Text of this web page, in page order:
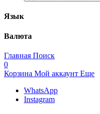
Язык
Валюта
Главная Поиск
0
Корзина Мой аккаунт Еще
WhatsApp
Instagram